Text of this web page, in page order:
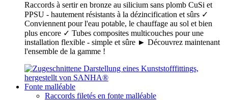
Raccords à sertir en bronze au silicium sans plomb CuSi et
PPSU - hautement résistants à la dézincification et sûrs ✓
Conviennent pour l'eau potable, le chauffage au sol et bien
plus encore ✓ Tubes composites multicouches pour une
installation flexible - simple et sûre ► Découvrez maintenant
l'ensemble de la gamme !
Fonte malléable
Raccords filetés en fonte malléable